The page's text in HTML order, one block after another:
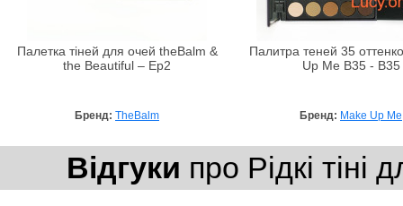
Палетка тіней для очей theBalm &
the Beautiful – Ep2
Бренд: TheBalm
Палитра теней 35
Up Me B35 - B35
Бренд: Make Up Me
Відгуки про Рідкі